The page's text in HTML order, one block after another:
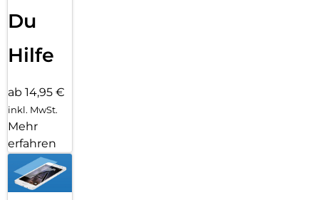
Du
Hilfe
ab 14,95 €
inkl. MwSt.
Mehr
erfahren